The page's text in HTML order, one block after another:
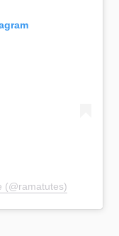
(@ramatutes)